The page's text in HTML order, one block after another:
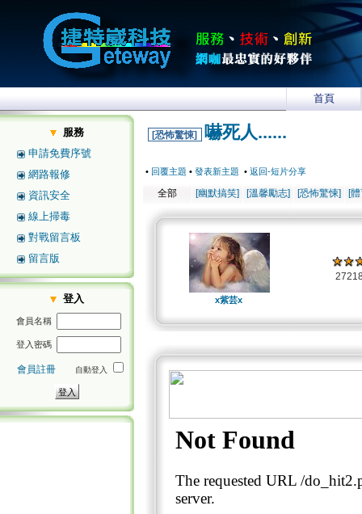
首頁
服務
申請免費序號
網路報修
資訊安全
線上掃毒
對戰留言板
留言版
登入
會員名稱
登入密碼
會員註冊 自動登入
[恐怖驚悚] 嚇死人......
• 回覆主題 • 發表新主題 • 返回-短片分享
全部 [幽默搞笑] [溫馨勵志] [恐怖驚悚] [
x紫芸x